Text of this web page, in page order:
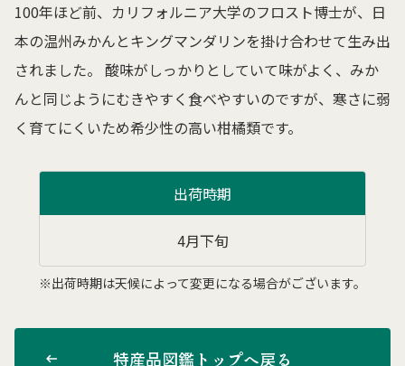
100年ほど前、カリフォルニア大学のフロスト博士が、日
本の温州みかんとキングマンダリンを掛け合わせて生み出
されました。 酸味がしっかりとしていて味がよく、みか
んと同じようにむきやすく食べやすいのですが、寒さに弱
く育てにくいため希少性の高い柑橘類です。
出荷時期
4月下旬
※出荷時期は天候によって変更になる場合がございます。
特産品図鑑トップへ戻る